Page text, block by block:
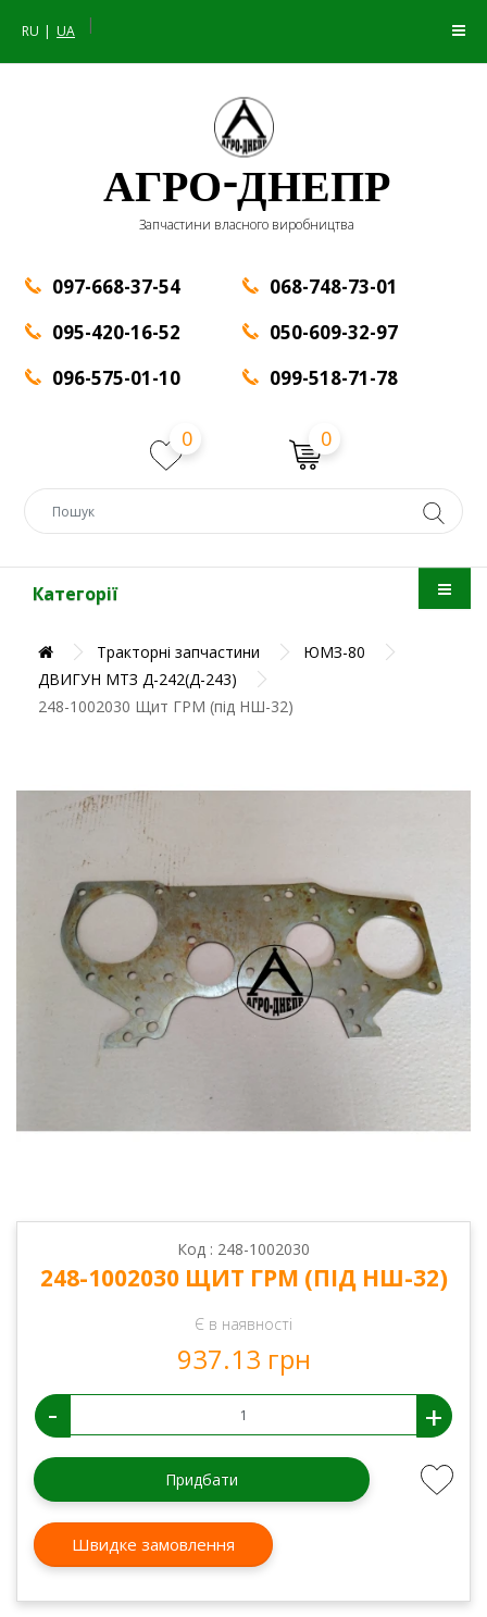
RU UA |
АГРО-ДНЕПР
Запчастини власного виробництва
097-668-37-54
095-420-16-52
096-575-01-10
068-748-73-01
050-609-32-97
099-518-71-78
0 0
Категорії
Тракторні запчастини
ЮМЗ-80
ДВИГУН МТЗ Д-242(Д-243)
248-1002030 Щит ГРМ (під НШ-32)
Код : 248-1002030
248-1002030 ЩИТ ГРМ (ПІД НШ-32)
Є в наявності
937.13 грн
- +
Придбати
Швидке замовлення